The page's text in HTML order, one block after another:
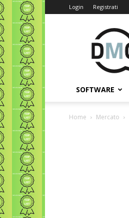
Login Registrati
SOFTWARE
Home Mercato